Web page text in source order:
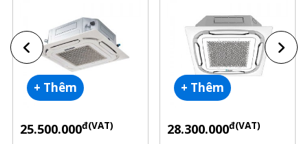
+ Thêm
25.500.000đ(VAT)
+ Thêm
28.300.000đ(VAT)